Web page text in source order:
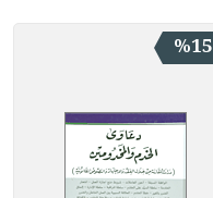
%15